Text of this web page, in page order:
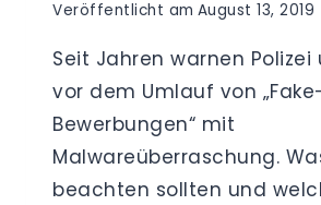
Veröffentlicht am August 13, 2019
Seit Jahren warnen Polizei
vor dem Umlauf von
Bewerbungen“ mit
Malwareüberraschung.
beachten sollten und